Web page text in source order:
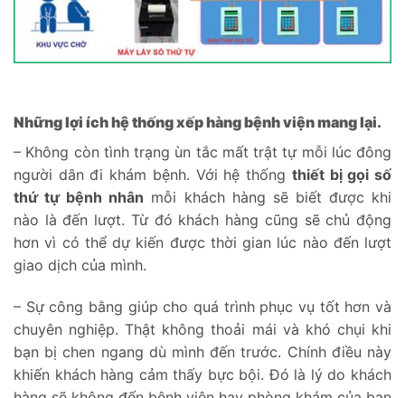
Những lợi ích hệ thống xếp hàng bệnh viện mang lại.
– Không còn tình trạng ùn tắc mất trật tự mỗi lúc đông
người dân đi khám bệnh. Với hệ thống thiết bị gọi số
thứ tự bệnh nhân mỗi khách hàng sẽ biết được khi
nào là đến lượt. Từ đó khách hàng cũng sẽ chủ động
hơn vì có thể dự kiến được thời gian lúc nào đến lượt
giao dịch của mình.
– Sự công bằng giúp cho quá trình phục vụ tốt hơn và
chuyên nghiệp. Thật không thoải mái và khó chụi khi
bạn bị chen ngang dù mình đến trước. Chính điều này
khiến khách hàng cảm thấy bực bội. Đó là lý do khách